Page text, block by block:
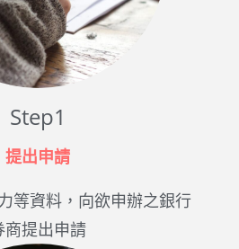
Step1
提出申請
等資料，向欲申辦之銀行
商提出申請